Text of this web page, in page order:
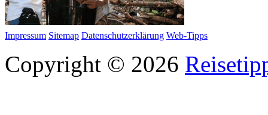
Impressum Sitemap Datenschutzerklärung Web-Tipps
Copyright © 2026